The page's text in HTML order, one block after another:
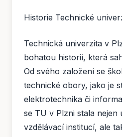
Historie Technické
Technická univerzita v
bohatou historií, která
Od svého založení se
technické obory, jako je
elektrotechnika či
se TU v Plzni stala nejen
vzdělávací institucí, ale